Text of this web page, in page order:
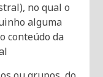
no qual o
alguma
conteúdo da